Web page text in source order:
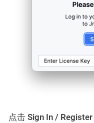
点击 Sign In / Register